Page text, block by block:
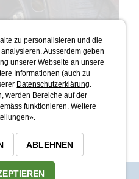
zu personalisieren und die
Ausserdem geben
unserer Webseite an unsere
Informationen (auch zu
Datenschutzerklärung
werden Bereiche auf der
funktionieren. Weitere
ABLEHNEN